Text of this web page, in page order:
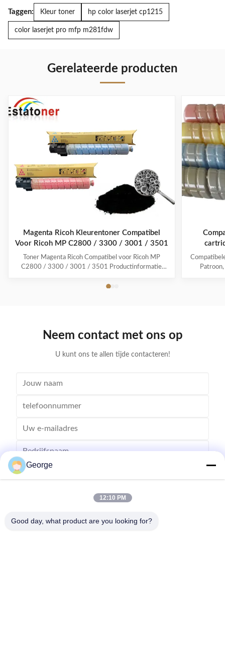
Taggen: Kleur toner hp color laserjet cp1215
color laserjet pro mfp m281fdw
Gerelateerde producten
Magenta Ricoh Kleurentoner Compatibel
Voor Ricoh MP C2800 / 3300 / 3001 / 3501
Toner Magenta Ricoh Compatibel voor Ricoh MP
C2800 / 3300 / 3001 / 3501 Productinformatie
kleuren gebruik je Estatoner.het geven van
Neem contact met ons op
U kunt ons te allen tijde contacteren!
George
12:10 PM
Good day, what product are you looking for?